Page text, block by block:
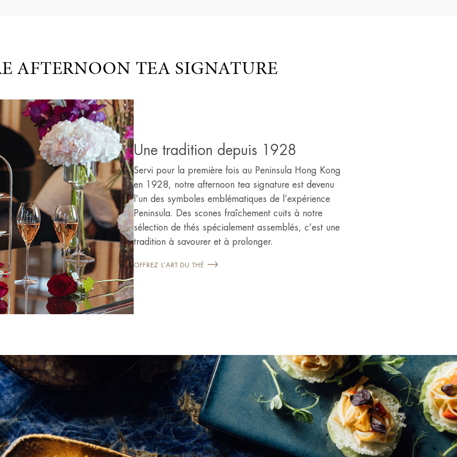
AFTERNOON TEA SIGNATURE
Une tradition depuis 1928
Servi pour la première fois au Peninsula Hong Kong
en 1928, notre afternoon tea signature est devenu
l’un des symboles emblématiques de l’expérience
Peninsula. Des scones fraîchement cuits à notre
sélection de thés spécialement assemblés, c’est une
tradition à savourer et à prolonger.
OFFREZ L’ART DU THÉ